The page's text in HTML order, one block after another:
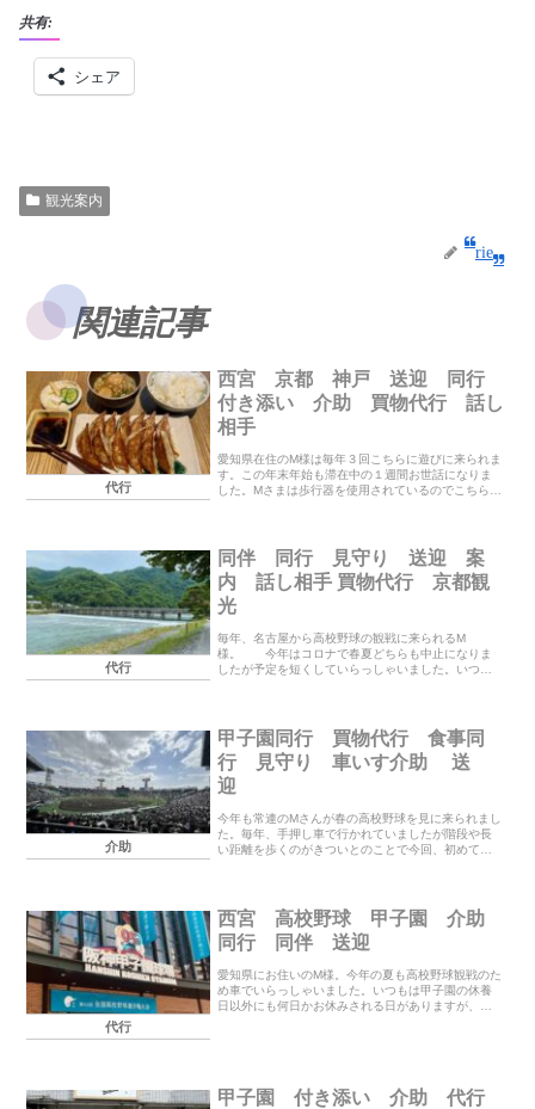
共有:
シェア
観光案内
rie
関連記事
代行
西宮 京都 神戸 送迎 同行
付き添い 介助 買物代行 話し
相手
愛知県在住のM様は毎年３回こちらに遊びに来られま
す。この年末年始も滞在中の１週間お世話になりま
した。Mさまは歩行器を使用されているのでこちらに
代行
同伴 同行 見守り 送迎 案
内 話し相手 買物代行 京都観
光
毎年、名古屋から高校野球の観戦に来られるM
様。 今年はコロナで春夏どちらも中止になりま
したが予定を短くしていらっしゃいました。いつも
介助
甲子園同行 買物代行 食事同
行 見守り 車いす介助 送
迎
今年も常連のMさんが春の高校野球を見に来られまし
た。毎年、手押し車で行かれていましたが階段や長
い距離を歩くのがきついとのことで今回、初めて車
代行
西宮 高校野球 甲子園 介助
同行 同伴 送迎
愛知県にお住いのM様。今年の夏も高校野球観戦のた
め車でいらっしゃいました。いつもは甲子園の休養
日以外にも何日かお休みされる日がありますが、今
甲子園 付き添い 介助 代行